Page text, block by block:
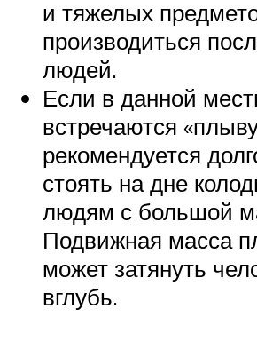
и тяжелых
производиться
людей.
Если в данной
встречаются
рекомендуется
стоять на дне
людям с большой
Подвижная масса
может затянуть
вглубь.